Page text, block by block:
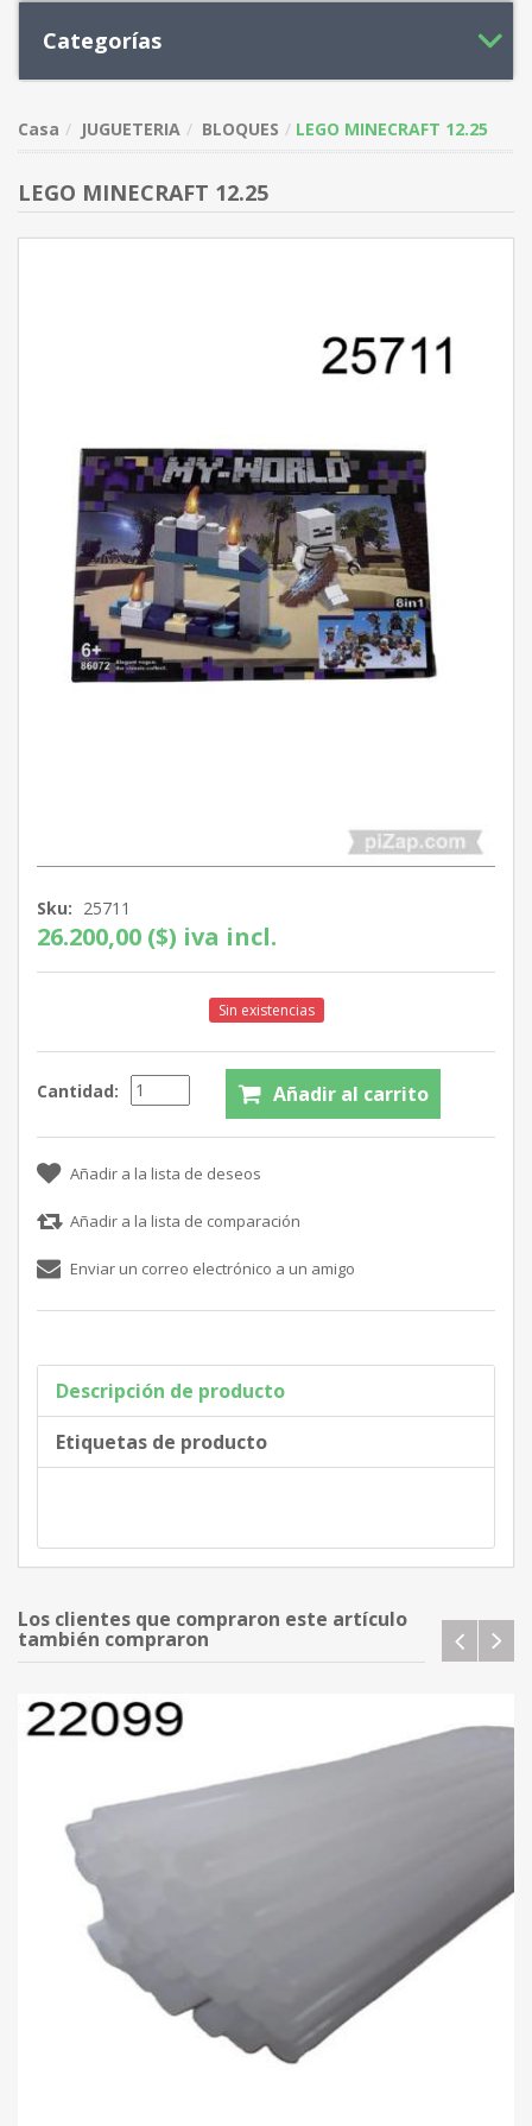
Categorías
Casa JUGUETERIA BLOQUES LEGO MINECRAFT 12.25
LEGO MINECRAFT 12.25
Sku: 25711
26.200,00 ($) iva incl.
Sin existencias
Cantidad:
Descripción de producto
Etiquetas de producto
Los clientes que compraron este artículo
también compraron